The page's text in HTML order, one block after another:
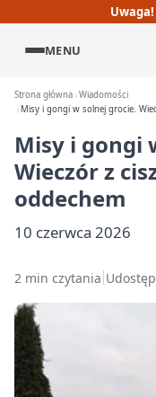
MENU
Strona główna Wiadomości
Misy i gongi w solnej grocie.
Misy i gongi
Wieczór z
oddechem
10 czerwca 2026
2 min czytania